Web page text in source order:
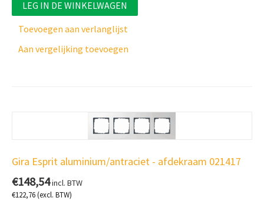
LEG IN DE WINKELWAGEN
Toevoegen aan verlanglijst
Aan vergelijking toevoegen
Gira Esprit aluminium/antraciet - afdekraam 021417
€148,54incl. BTW
€122,76(excl. BTW)